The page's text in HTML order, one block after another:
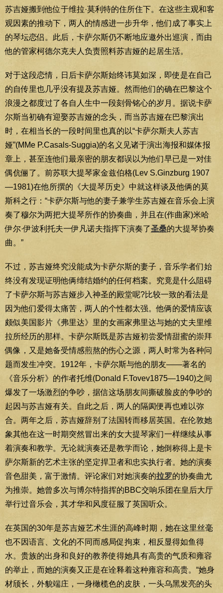
苏吉娅搬到他位于维拉·莫利特的住所住下。在这些主观和客
观因素的推动下，两人的情感进一步升华，他们成了事实上
的琴坛恋侣。此后，卡萨尔斯仍不断地应邀外出巡演，而由
他的管家柯德尔克夫人负责照料苏吉娅的起居生活。
对于这段恋情，日后卡萨尔斯始终讳莫如深，即使是在自己
的自传里也几乎没有提及苏吉娅。然而他们的确在巴黎这个
浪漫之都度过了各自人生中一段刻骨铭心的岁月。据说卡萨
尔斯当初确有迎娶苏吉娅的念头，而当苏吉娅在巴黎演出
时，在相当长的一段时间里也真的以“卡萨尔斯夫人苏吉
娅”(MMe P.Casals-Suggia)的名义见诸于演出海报和媒体报
章上，甚至连他们最亲密的朋友都误以为他们早已是一对佳
偶伉俪了。前苏联大提琴家金兹伯格(Lev S.Ginzburg 1907
—1981)在他所撰的《大提琴历史》中就这样谈及他俩的莫
斯科之行：“卡萨尔斯与他的妻子兼学生苏吉娅在音乐会上演
奏了穆尔为两把大提琴所作的协奏曲，并且在(作曲家)米哈
伊尔·伊波利托夫一伊凡诺夫指挥下演奏了圣桑的大提琴协奏
曲。”
不过，苏吉娅终究没能成为卡萨尔斯的妻子，音乐学者们始
终没有发现证明他俩缔结婚约的任何档案。究竟是什么阻碍
了卡萨尔斯与苏吉娅步入神圣的殿堂呢?比较一致的看法是
因为他们爱得太痛苦，两人的个性都太强。他俩的爱情应该
颇似美国影片《弗里达》里的女画家弗里达与她的丈夫里维
拉所经历的那样。卡萨尔斯既是苏吉娅初尝爱情甜蜜的崇拜
偶像，又是她备受情感煎熬的伤心之源，两人时常为各种问
题而发生冲突。1912年，卡萨尔斯与他的朋友——著名的
《音乐分析》的作者托维(Donald F.Tovev1875—1940)之间
爆发了一场激烈的争吵，据信这场朋友间撕破脸皮的争吵的
起因与苏吉娅有关。自此之后，两人的隔阂便再也难以弥
合。两年之后，苏吉娅辞别了法国转而移居英国。在伦敦她
象其他在这一时期突然冒出来的女大提琴家们一样继续从事
着演奏和教学。无论就演奏还是教学而论，她倒称得上是卡
萨尔斯新的艺术主张的坚定捍卫者和忠实执行者。她的演奏
音色甜美，富于激情。评论家们对她演奏的拉罗的协奏曲尤
为推崇。她曾多次与博尔特指挥的BBC交响乐团在皇后大厅
举行过音乐会，其才华和风度征服了英国听众。
在英国的30年是苏吉娅艺术生涯的高峰时期，她在这里丝毫
也不因语言、文化的不同而感局促拘束，相反显得如鱼得
水。贵族的出身和良好的教养使得她具有高贵的气质和雍容
的举止，而她的演奏又正是在诠释着这种雍容和高贵。“她身
材颀长，外貌端庄，一身橄榄色的皮肤，一头乌黑发亮的头